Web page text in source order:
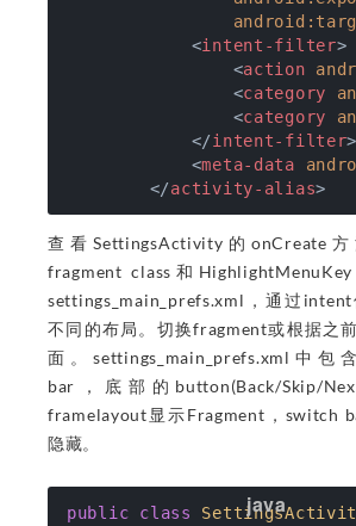
<intent-filter>
<action
<category
<category
</intent-filter>
<meta-data
</activity-alias>
查看SettingsActivity的onCreate
fragment class和
settings_main_prefs.xml，通过
不同的布局。切换fragment或根据之
面。settings_main_prefs.xml中包
bar，底部的button(Back/Skip/
framelayout显示Fragment，switch
隐藏。
public class